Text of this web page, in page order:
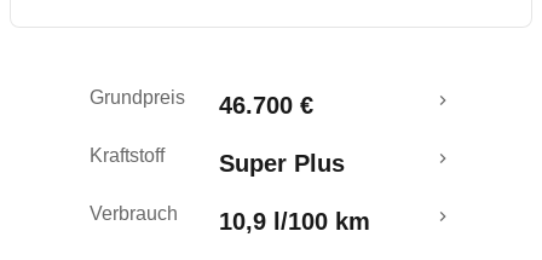
Grundpreis 46.700 €
Kraftstoff Super Plus
Verbrauch 10,9 l/100 km